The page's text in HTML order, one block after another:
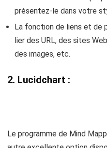
présentez-le dans votre
La fonction de liens et de
lier des URL, des sites
des images, etc.
2. Lucidchart :
Le programme de Mind